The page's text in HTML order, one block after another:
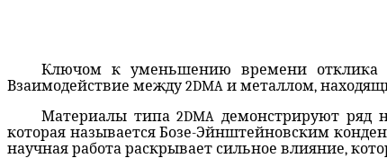
Ключом к уменьшению времени отклика
Взаимодействие между 2DMA и металлом,
Материалы типа 2DMA демонстрируют ряд
которая называется Бозе-Эйнштейновским
научная работа раскрывает сильное влияние,